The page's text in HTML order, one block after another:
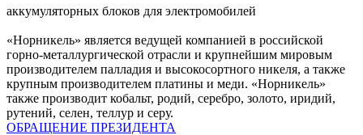
аккумуляторных блоков для электромобилей
«Норникель» является ведущей компанией в российской
горно-металлургической отрасли и крупнейшим мировым
производителем палладия и высокосортного никеля, а также
крупным производителем платины и меди. «Норникель»
также производит кобальт, родий, серебро, золото, иридий,
рутений, селен, теллур и серу.
ОБРАЩЕНИЕ ПРЕЗИДЕНТА